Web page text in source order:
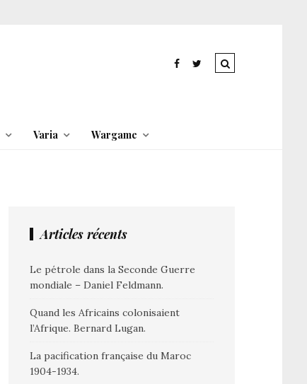
Varia Wargame
Articles récents
Le pétrole dans la Seconde Guerre
mondiale – Daniel Feldmann.
Quand les Africains colonisaient
l’Afrique. Bernard Lugan.
La pacification française du Maroc
1904-1934.